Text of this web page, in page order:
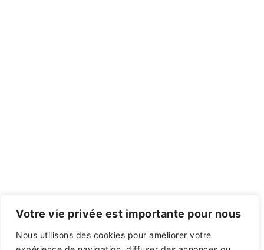
Votre vie privée est importante pour nous
Nous utilisons des cookies pour améliorer votre